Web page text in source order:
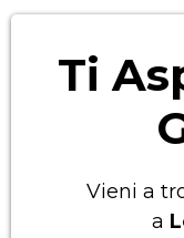
Ti
Vieni a
a